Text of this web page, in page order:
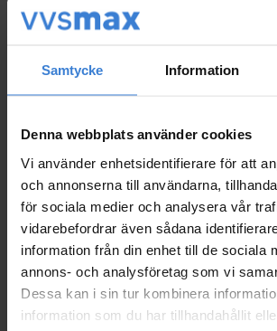
Samtycke Information
Denna webbplats använder cookies
Vi använder enhetsidentifierare för att
och annonserna till användarna,
för sociala medier och analysera vår
vidarebefordrar även sådana
information från din enhet till de sociala
annons- och analysföretag som vi
Dessa kan i sin tur kombinera
information som du har tillhandahållit
0,5-4-180, Cirkulations
pumpe
8 658KR
Gem som favorit
0,5-6-